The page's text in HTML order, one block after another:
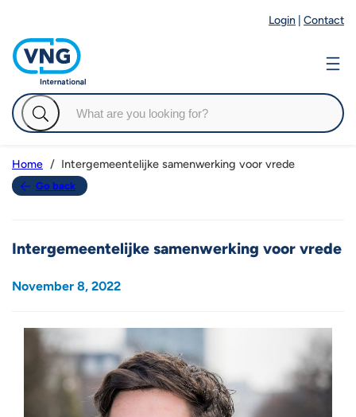
Login Contact
Go back
Home Intergemeentelijke samenwerking voor vrede
Intergemeentelijke samenwerking voor vrede
November 8, 2022